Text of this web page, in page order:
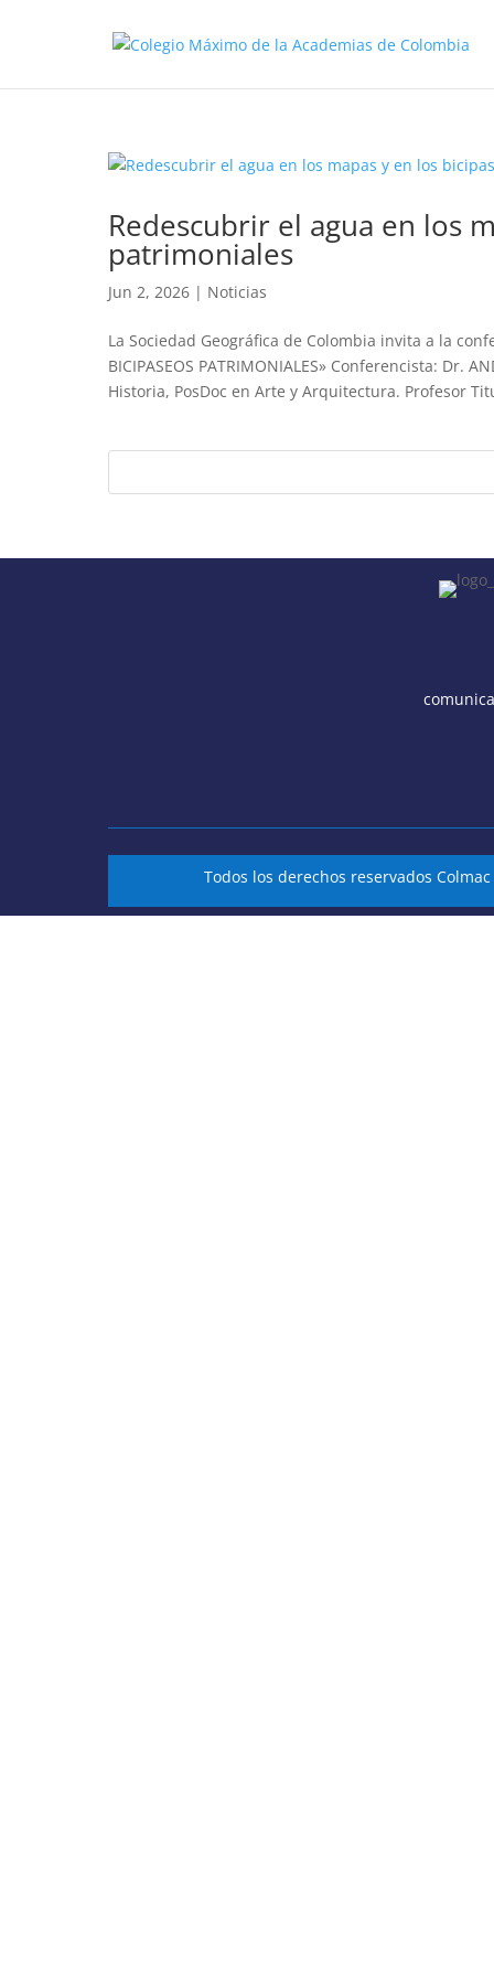
Redescubrir el agua en los
patrimoniales
Jun 2, 2026 | Noticias
La Sociedad Geográfica de Colombia invita a la
BICIPASEOS PATRIMONIALES» Conferencista: Dr.
Historia, PosDoc en Arte y Arquitectura. Profesor
Todos los derechos reservados